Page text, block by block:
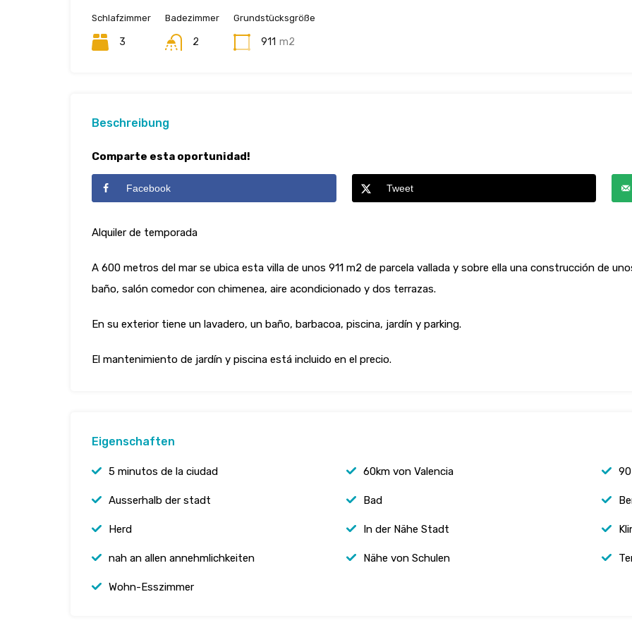
Schlafzimmer
3
Badezimmer
2
Grundstücksgröße
911 m2
Beschreibung
Comparte esta oportunidad!
Facebook Tweet
Alquiler de temporada
A 600 metros del mar se ubica esta villa de unos 911 m2 de parcela vallada y sobre ella una construcción de
baño, salón comedor con chimenea, aire acondicionado y dos terrazas.
En su exterior tiene un lavadero, un baño, barbacoa, piscina, jardín y parking.
El mantenimiento de jardín y piscina está incluido en el precio.
Eigenschaften
5 minutos de la ciudad 60km von Valencia
Ausserhalb der stadt Bad
Herd In der Nähe Stadt
nah an allen annehmlichkeiten Nähe von Schulen
Wohn-Esszimmer